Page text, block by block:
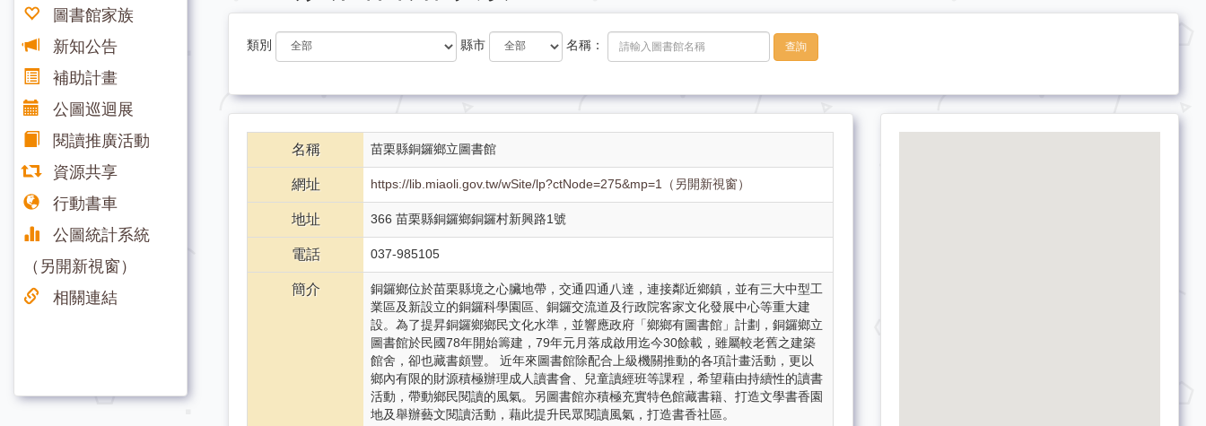
圖書館家族
新知公告
補助計畫
公圖巡迴展
閱讀推廣活動
資源共享
行動書車
公圖統計系統
（另開新視窗）
相關連結
類別 縣市 名稱： 查詢
名稱 苗栗縣銅鑼鄉立圖書館
網址 https://lib.miaoli.gov.tw/wSite/lp?ctNode=275&mp=1（另開新視窗）
地址 366 苗栗縣銅鑼鄉銅鑼村新興路1號
電話 037-985105
簡介
銅鑼鄉位於苗栗縣境之心臟地帶，交通四通八達，連接鄰近鄉鎮，並有三大中型工
業區及新設立的銅鑼科學園區、銅鑼交流道及行政院客家文化發展中心等重大建
設。為了提昇銅鑼鄉鄉民文化水準，並響應政府「鄉鄉有圖書館」計劃，銅鑼鄉立
圖書館於民國78年開始籌建，79年元月落成啟用迄今30餘載，雖屬較老舊之建築
館舍，卻也藏書頗豐。 近年來圖書館除配合上級機關推動的各項計畫活動，更以
鄉內有限的財源積極辦理成人讀書會、兒童讀經班等課程，希望藉由持續性的讀書
活動，帶動鄉民閱讀的風氣。另圖書館亦積極充實特色館藏書籍、打造文學書香園
地及舉辦藝文閱讀活動，藉此提升民眾閱讀風氣，打造書香社區。